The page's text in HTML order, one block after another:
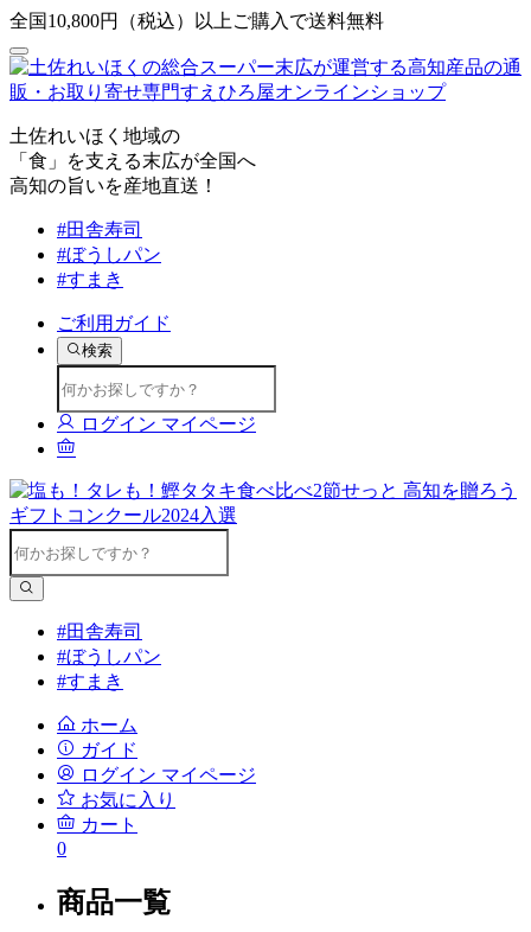
全国10,800円（税込）以上ご購入で送料無料
土佐れいほく地域の
「食」を支える末広が全国へ
高知の旨いを産地直送！
#田舎寿司
#ぼうしパン
#すまき
ご利用ガイド
検索
ログイン マイページ
#田舎寿司
#ぼうしパン
#すまき
ホーム
ガイド
ログイン マイページ
お気に入り
カート
0
商品一覧